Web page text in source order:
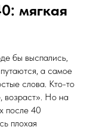
мягкая
бы выспались,
а самое
слова. Кто-то
возраст». Но на
после 40
плохая